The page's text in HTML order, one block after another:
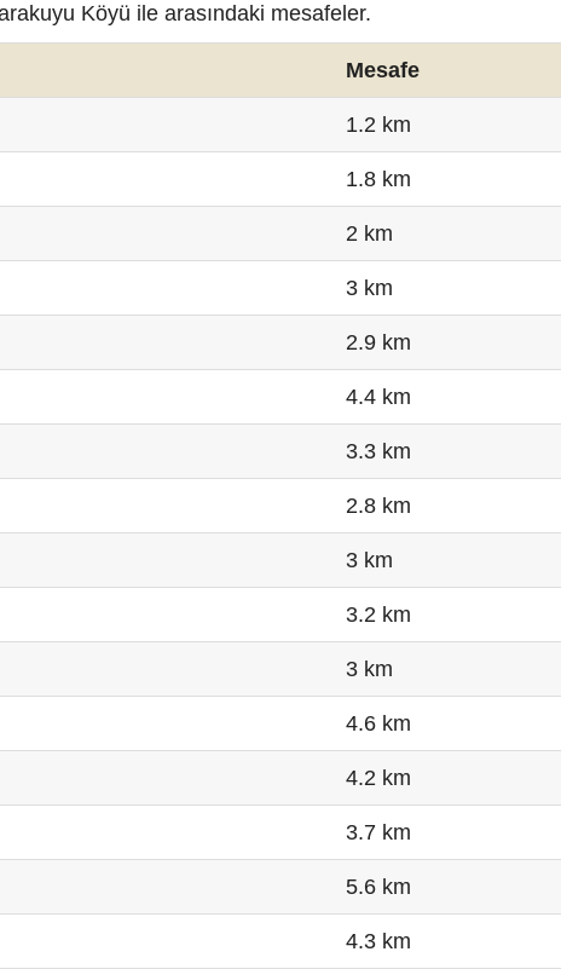
Köyü ile arasındaki mesafeler.
Mesafe
1.2 km
1.8 km
2 km
3 km
2.9 km
4.4 km
3.3 km
2.8 km
3 km
3.2 km
3 km
4.6 km
4.2 km
3.7 km
5.6 km
4.3 km